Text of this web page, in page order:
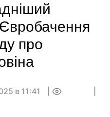
Євробачення
про
в 11:41